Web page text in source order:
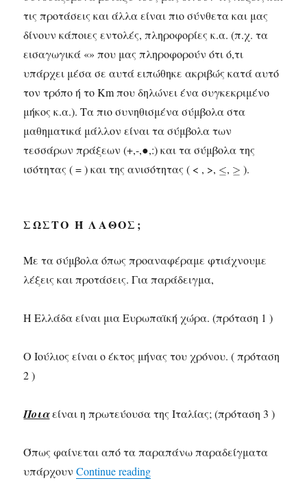
τις προτάσεις και άλλα είναι πιο σύνθετα και μας
δίνουν κάποιες εντολές, πληροφορίες κ.α. (π.χ. τα
εισαγωγικά «» που μας πληροφορούν ότι ό,τι
υπάρχει μέσα σε αυτά ειπώθηκε ακριβώς κατά αυτό
τον τρόπο ή το Km που δηλώνει ένα συγκεκριμένο
μήκος κ.α.). Τα πιο συνηθισμένα σύμβολα στα
μαθηματικά μάλλον είναι τα σύμβολα των
τεσσάρων πράξεων (+,-,●,:) και τα σύμβολα της
ισότητας ( = ) και της ανισότητας ( < , >,
, ).
ΣΩΣΤΌ Ή ΛΆΘΟΣ;
Με τα σύμβολα όπως προαναφέραμε φτιάχνουμε
λέξεις και προτάσεις. Για παράδειγμα,
Η Ελλάδα είναι μια Ευρωπαϊκή χώρα. (πρόταση 1 )
Ο Ιούλιος είναι ο έκτος μήνας του χρόνου. ( πρόταση
2 )
Ποιαείναι η πρωτεύουσα της Ιταλίας; (πρόταση 3 )
Όπως φαίνεται από τα παραπάνω παραδείγματα
υπάρχουνContinue reading